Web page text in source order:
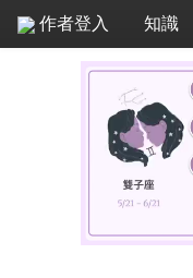
作者登入 知識